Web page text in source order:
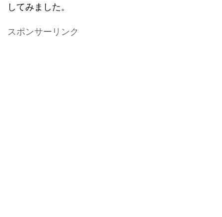
してみました。
スポンサーリンク